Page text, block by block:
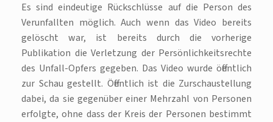
Es sind eindeutige Rückschlüsse auf die Person des
Verunfallten möglich. Auch wenn das Video bereits
gelöscht war, ist bereits durch die vorherige
Publikation die Verletzung der Persönlichkeitsrechte
des Unfall-Opfers gegeben. Das Video wurde öffentlich
zur Schau gestellt. Öffentlich ist die Zurschaustellung
dabei, da sie gegenüber einer Mehrzahl von Personen
erfolgte, ohne dass der Kreis der Personen bestimmt